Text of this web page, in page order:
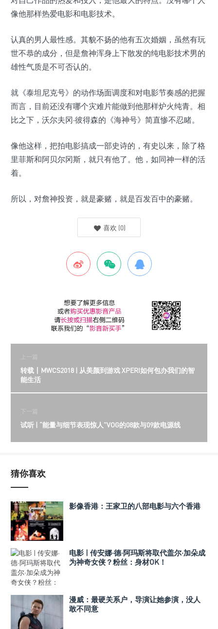
像他那样热爱电影和电影技术。
认真的男人最性感。其貌不扬的他有五次婚姻，虽然有玩
世不恭的成分，但是詹神浑身上下散发的纯电影技术男的
雄性气质是不可否认的。
就《泰坦尼克号》的动作场面调度和对电影节奏感的把握
而言，目前还没有哪个灾难片能做到他那样炉火纯青。相
比之下，沃尔夫冈·彼得森的《海神号》简直惨不忍睹。
像他这样，把拍电影搞成一部史诗的，有史以来，除了格
里菲斯和阿贝尔冈斯，就只有他了。他，如同神一样的活
着。
所以，对詹神投资，就是豪赌，就是百发百中的豪赌。
喜欢 (0)
上一篇
转载丨MWCS2018 | 从美颜到游戏 XPERI如何包办我们的智
能生活
下一篇
试听 | “能量与细节表现惊人”VOG的08款与09款电源线
猜你喜欢
影像香港：王家卫的八部电影与六个香港
电影 | 传安娜·德·阿玛斯将取代盖尔·加朵成
为神奇女侠？粉丝：身材OK！
漫威：最硬关系户，导演让她参演，没人
敢不同意